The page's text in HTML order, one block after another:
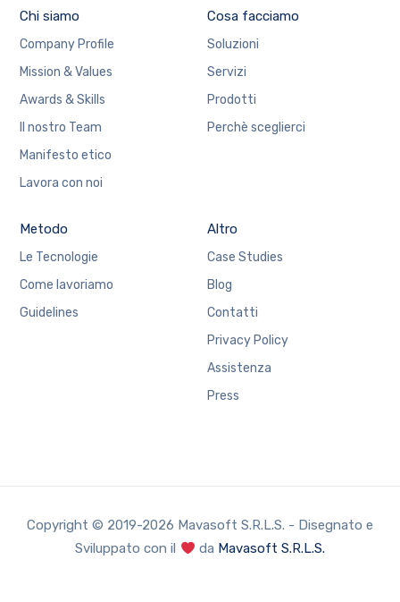
Chi siamo
Company Profile
Mission & Values
Awards & Skills
Il nostro Team
Manifesto etico
Lavora con noi
Cosa facciamo
Soluzioni
Servizi
Prodotti
Perchè sceglierci
Metodo
Le Tecnologie
Come lavoriamo
Guidelines
Altro
Case Studies
Blog
Contatti
Privacy Policy
Assistenza
Press
Copyright © 2019-2026 Mavasoft S.R.L.S. - Disegnato e
Sviluppato con il
da Mavasoft S.R.L.S.